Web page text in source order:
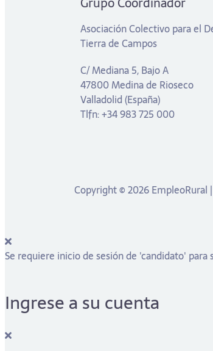
Asociación Colectivo para el
Tierra de Campos
C/ Mediana 5, Bajo A
47800 Medina de Rioseco
Valladolid (España)
Tlfn: +34 983 725 000
Copyright © 2026 EmpleoRural
Se requiere inicio de sesión de 'candidato'
Ingrese a su cuenta